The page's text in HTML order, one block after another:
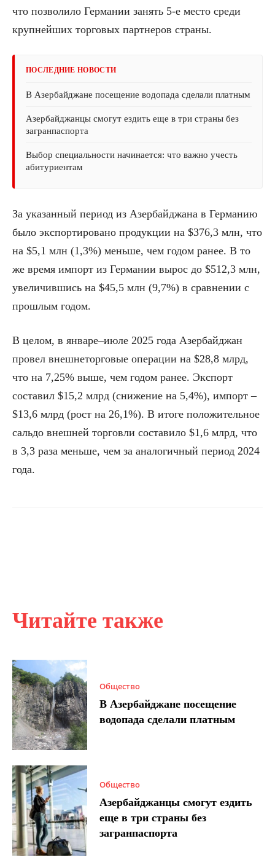
Читайте также
Общество
В Азербайджане посещение
водопада сделали платным
Общество
Азербайджанцы смогут ездить
еще в три страны без
загранпаспорта
что позволило Германии занять 5-е место среди
крупнейших торговых партнеров страны.
ПОСЛЕДНИЕ НОВОСТИ
В Азербайджане посещение водопада сделали платным
Азербайджанцы смогут ездить еще в три страны без
загранпаспорта
Выбор специальности начинается: что важно учесть
абитуриентам
За указанный период из Азербайджана в Германию
было экспортировано продукции на $376,3 млн, что
на $5,1 млн (1,3%) меньше, чем годом ранее. В то
же время импорт из Германии вырос до $512,3 млн,
увеличившись на $45,5 млн (9,7%) в сравнении с
прошлым годом.
В целом, в январе–июле 2025 года Азербайджан
провел внешнеторговые операции на $28,8 млрд,
что на 7,25% выше, чем годом ранее. Экспорт
составил $15,2 млрд (снижение на 5,4%), импорт –
$13,6 млрд (рост на 26,1%). В итоге положительное
сальдо внешней торговли составило $1,6 млрд, что
в 3,3 раза меньше, чем за аналогичный период 2024
года.